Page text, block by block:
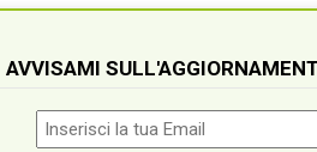
AVVISAMI